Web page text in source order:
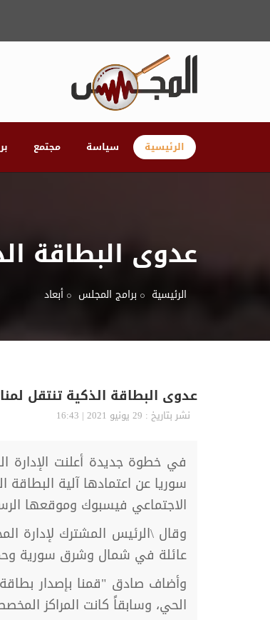
الرئيسية سياسة مجتمع
عدوى البطاقة
الرئيسية برامج المجلس أبعاد
عدوى البطاقة الذكية تنتقل
نشر بتاريخ : 29 يونيو 2021 | 16:43
في خطوة جديدة أعلنت الإدارة
سوريا عن اعتمادها آلية
الاجتماعي فيسبوك وموقعها
وقال \الرئيس المشترك لإدارة
عائلة في شمال وشرق سورية
وأضاف صادق "قمنا بإصدار بطاقة
الحي، وسابقاً كانت المراكز